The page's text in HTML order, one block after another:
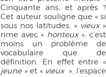
Cinquante ans, et après ?
Cet auteur souligne que « si
sous nos latitudes, « vieux »
rime avec « honteux », c’est
moins un problème de
vocabulaire que de
définition. En effet entre «
jeune » et « vieux », l’espace